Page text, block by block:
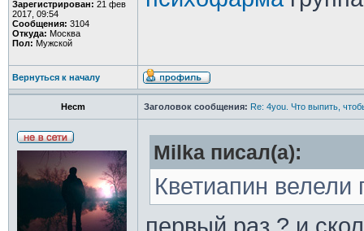
Зарегистрирован: 21 фев
2017, 09:54
Сообщения: 3104
Откуда: Москва
Пол: Мужской
Вернуться к началу
Hecm Заголовок сообщения: Re: 4you. Что выпить,
Milka писал(а):
Кветиапин велели